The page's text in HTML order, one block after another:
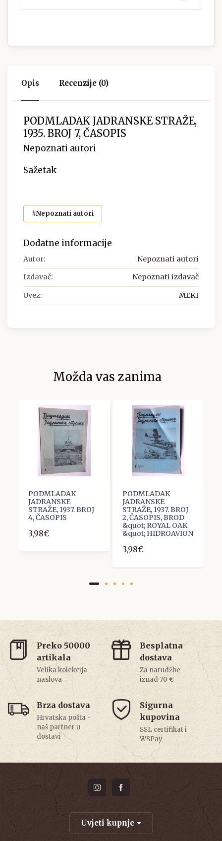
Opis Recenzije (0)
PODMLADAK JADRANSKE STRAŽE,
1935. BROJ 7, ČASOPIS
Nepoznati autori
Sažetak
#Nepoznati autori
Dodatne informacije
Autor: Nepoznati autori
Izdavač: Nepoznati izdavač
Uvez: MEKI
Možda vas zanima
PODMLADAK
JADRANSKE
STRAŽE, 1937. BROJ
4, ČASOPIS
3,98€
PODMLADAK
JADRANSKE
STRAŽE, 1937. BROJ
2, ČASOPIS, BROD
&quot; ROYAL OAK
&quot; HIDROAVION
3,98€
Preko 50000
artikala
Velika kolekcija
naslova
Besplatna
dostava
Za narudžbe
iznad 70 €
Brza dostava
Hrvatska pošta -
naš partner u
dostavi
Sigurna
kupovina
SSL certifikat i
WSPay
Uvjeti kupnje